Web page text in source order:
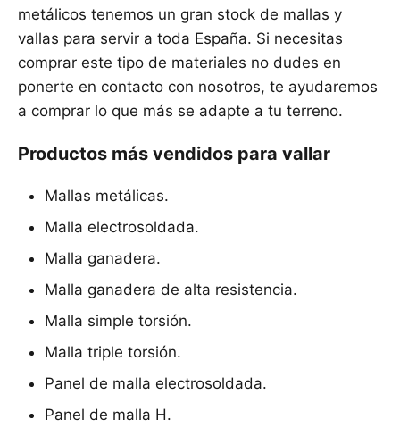
metálicos tenemos un gran stock de mallas y
vallas para servir a toda España. Si necesitas
comprar este tipo de materiales no dudes en
ponerte en contacto con nosotros, te ayudaremos
a comprar lo que más se adapte a tu terreno.
Productos más vendidos para vallar
Mallas metálicas.
Malla electrosoldada.
Malla ganadera.
Malla ganadera de alta resistencia.
Malla simple torsión.
Malla triple torsión.
Panel de malla electrosoldada.
Panel de malla H.